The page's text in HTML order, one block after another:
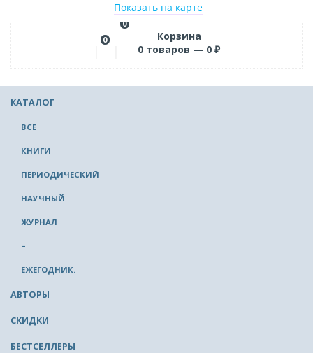
Показать на карте
0
0
Корзина
0 товаров — 0 ₽
КАТАЛОГ
ВСЕ
КНИГИ
ПЕРИОДИЧЕСКИЙ
НАУЧНЫЙ
ЖУРНАЛ
–
ЕЖЕГОДНИК.
АВТОРЫ
СКИДКИ
БЕСТСЕЛЛЕРЫ